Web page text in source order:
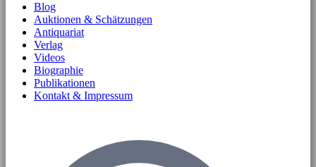
Blog
Auktionen & Schätzungen
Antiquariat
Verlag
Videos
Biographie
Publikationen
Kontakt & Impressum